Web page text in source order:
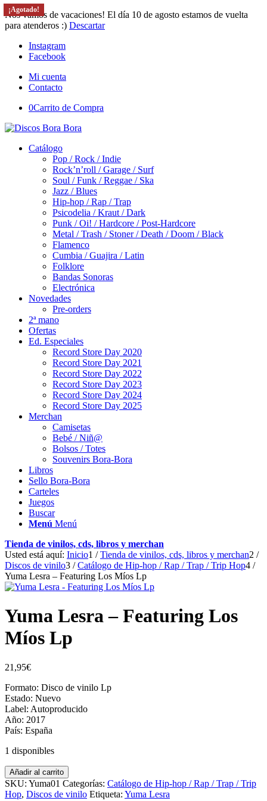
Nos vamos de vacaciones! El día 10 de agosto estamos de vuelta
para atenderos :) Descartar
Instagram
Facebook
Mi cuenta
Contacto
0Carrito de Compra
Catálogo
Pop / Rock / Indie
Rock’n’roll / Garage / Surf
Soul / Funk / Reggae / Ska
Jazz / Blues
Hip-hop / Rap / Trap
Psicodelia / Kraut / Dark
Punk / Oi! / Hardcore / Post-Hardcore
Metal / Trash / Stoner / Death / Doom / Black
Flamenco
Cumbia / Guajira / Latin
Folklore
Bandas Sonoras
Electrónica
Novedades
Pre-orders
2ª mano
Ofertas
Ed. Especiales
Record Store Day 2020
Record Store Day 2021
Record Store Day 2022
Record Store Day 2023
Record Store Day 2024
Record Store Day 2025
Merchan
Camisetas
Bebé / Niñ@
Bolsos / Totes
Souvenirs Bora-Bora
Libros
Sello Bora-Bora
Carteles
Juegos
Buscar
Menú Menú
Tienda de vinilos, cds, libros y merchan
Usted está aquí: Inicio1 / Tienda de vinilos, cds, libros y merchan2 /
Discos de vinilo3 / Catálogo de Hip-hop / Rap / Trap / Trip Hop4 /
Yuma Lesra – Featuring Los Míos Lp
Yuma Lesra – Featuring Los
Míos Lp
21,95€
Formato: Disco de vinilo Lp
Estado: Nuevo
Label: Autoproducido
Año: 2017
País: España
1 disponibles
Yuma
Lesra
-
Añadir al carrito
SKU: Yuma01 Categorías: Catálogo de Hip-hop / Rap / Trap / Trip
Hop, Discos de vinilo Etiqueta: Yuma Lesra
¡Agotado!
¡Agotado!
¡Agotado!